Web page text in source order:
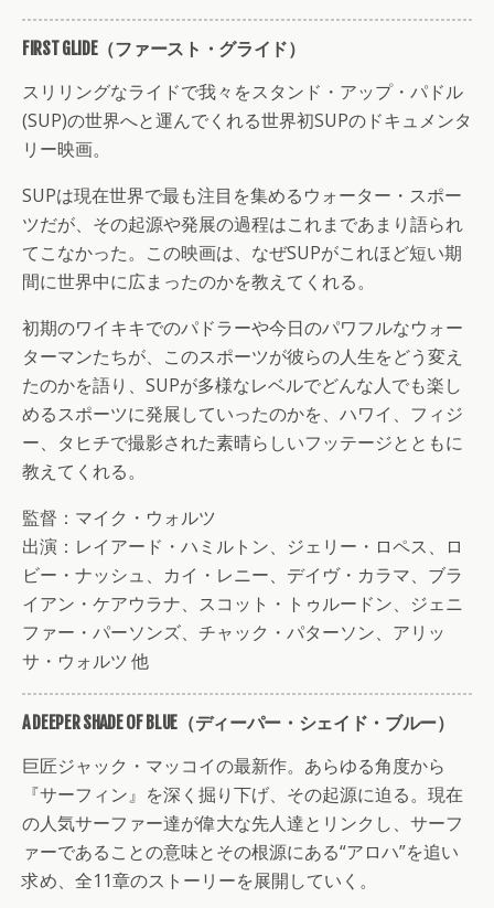
FIRST GLIDE（ファースト・グライド）
スリリングなライドで我々をスタンド・アップ・パドル
(SUP)の世界へと運んでくれる世界初SUPのドキュメンタ
リー映画。
SUPは現在世界で最も注目を集めるウォーター・スポー
ツだが、その起源や発展の過程はこれまであまり語られ
てこなかった。この映画は、なぜSUPがこれほど短い期
間に世界中に広まったのかを教えてくれる。
初期のワイキキでのパドラーや今日のパワフルなウォー
ターマンたちが、このスポーツが彼らの人生をどう変え
たのかを語り、SUPが多様なレベルでどんな人でも楽し
めるスポーツに発展していったのかを、ハワイ、フィジ
ー、タヒチで撮影された素晴らしいフッテージとともに
教えてくれる。
監督：マイク・ウォルツ
出演：レイアード・ハミルトン、ジェリー・ロペス、ロ
ビー・ナッシュ、カイ・レニー、デイヴ・カラマ、ブラ
イアン・ケアウラナ、スコット・トゥルードン、ジェニ
ファー・パーソンズ、チャック・パターソン、アリッ
サ・ウォルツ 他
A DEEPER SHADE OF BLUE（ディーパー・シェイド・ブルー）
巨匠ジャック・マッコイの最新作。あらゆる角度から
『サーフィン』を深く掘り下げ、その起源に迫る。現在
の人気サーファー達が偉大な先人達とリンクし、サーフ
ァーであることの意味とその根源にある“アロハ”を追い
求め、全11章のストーリーを展開していく。